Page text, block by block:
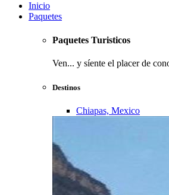
Inicio
Paquetes
Paquetes Turisticos
Ven... y síente el placer de
Destinos
Chiapas, Mexico